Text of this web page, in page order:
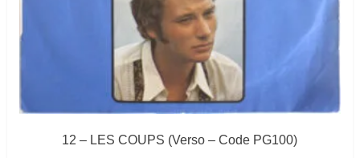
12 – LES COUPS (Verso – Code PG100)